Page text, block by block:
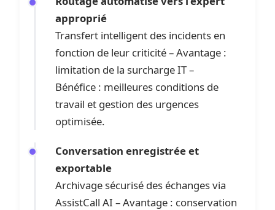
approprié
Transfert intelligent des incidents en
fonction de leur criticité – Avantage :
limitation de la surcharge IT –
Bénéfice : meilleures conditions de
travail et gestion des urgences
optimisée.
Conversation enregistrée et
exportable
Archivage sécurisé des échanges via
AssistCall AI – Avantage : conservation